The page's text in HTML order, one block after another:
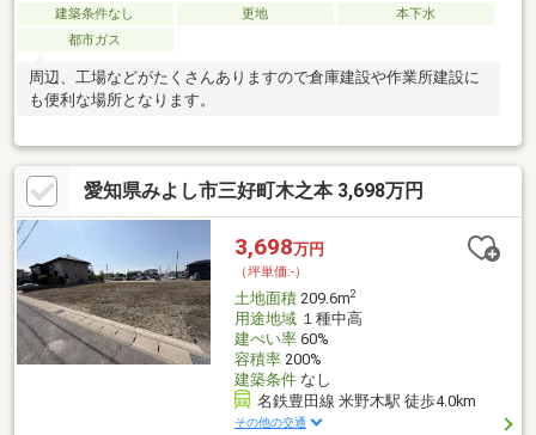
建築条件なし 更地
本下水
都市ガス
周辺、工場などがたくさんありますので倉庫建設や作業所建設に
も便利な場所となります。
愛知県みよし市三好町木之本 3,698万円
3,698万円
（坪単価:-）
土地面積209.6m2
用途地域１種中高
建ぺい率60%
容積率200%
建築条件なし
名鉄豊田線 米野木駅 徒歩4.0km
その他の交通